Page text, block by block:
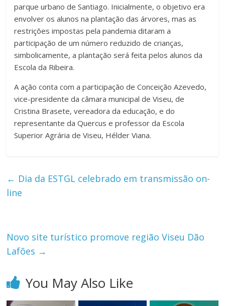
parque urbano de Santiago. Inicialmente, o objetivo era
envolver os alunos na plantação das árvores, mas as
restrições impostas pela pandemia ditaram a
participação de um número reduzido de crianças,
simbolicamente, a plantação será feita pelos alunos da
Escola da Ribeira.
A ação conta com a participação de Conceição Azevedo,
vice-presidente da câmara municipal de Viseu, de
Cristina Brasete, vereadora da educação, e do
representante da Quercus e professor da Escola
Superior Agrária de Viseu, Hélder Viana.
← Dia da ESTGL celebrado em transmissão on-
line
Novo site turístico promove região Viseu Dão
Lafões →
You May Also Like